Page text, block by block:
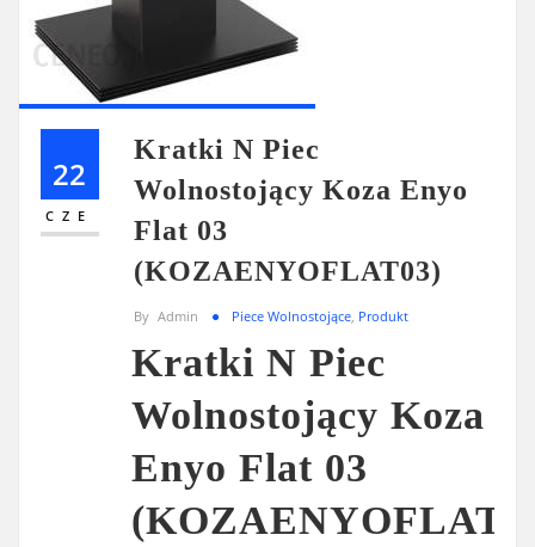
22
CZE
Kratki N Piec
Wolnostojący Koza Enyo
Flat 03
(KOZAENYOFLAT03)
By Admin Piece Wolnostojące Produkt
Kratki N Piec
Wolnostojący Koza
Enyo Flat 03